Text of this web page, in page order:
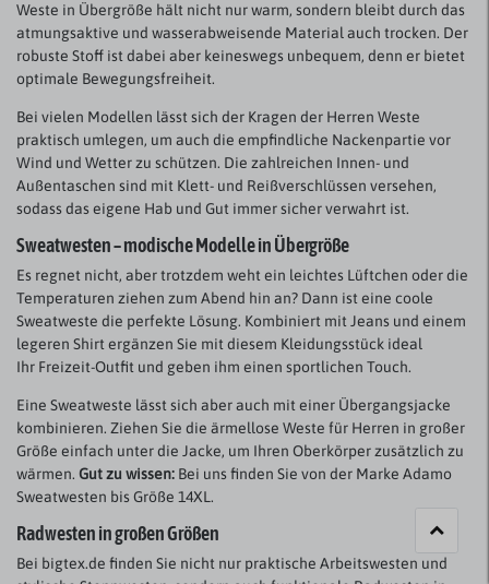
Weste in Übergröße hält nicht nur warm, sondern bleibt durch das
atmungsaktive und wasserabweisende Material auch trocken. Der
robuste Stoff ist dabei aber keineswegs unbequem, denn er bietet
optimale Bewegungsfreiheit.
Bei vielen Modellen lässt sich der Kragen der Herren Weste
praktisch umlegen, um auch die empfindliche Nackenpartie vor
Wind und Wetter zu schützen. Die zahlreichen Innen- und
Außentaschen sind mit Klett- und Reißverschlüssen versehen,
sodass das eigene Hab und Gut immer sicher verwahrt ist.
Sweatwesten – modische Modelle in Übergröße
Es regnet nicht, aber trotzdem weht ein leichtes Lüftchen oder die
Temperaturen ziehen zum Abend hin an? Dann ist eine coole
Sweatweste die perfekte Lösung. Kombiniert mit Jeans und einem
legeren Shirt ergänzen Sie mit diesem Kleidungsstück ideal
Ihr Freizeit-Outfit und geben ihm einen sportlichen Touch.
Eine Sweatweste lässt sich aber auch mit einer Übergangsjacke
kombinieren. Ziehen Sie die ärmellose Weste für Herren in großer
Größe einfach unter die Jacke, um Ihren Oberkörper zusätzlich zu
wärmen. Gut zu wissen: Bei uns finden Sie von der Marke Adamo
Sweatwesten bis Größe 14XL.
Radwesten in großen Größen
Bei bigtex.de finden Sie nicht nur praktische Arbeitswesten und